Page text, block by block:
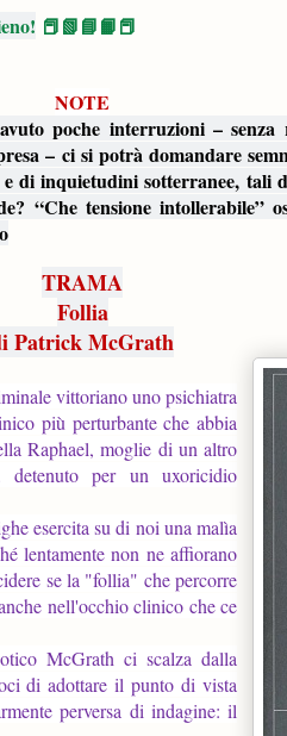
📕📗📘📙📕
NOTE
poche interruzioni – senza
– ci si potrà domandare
di inquietudini sotterranee, tali
“Che tensione intollerabile”
TRAMA
Follia
Patrick McGrath
vittoriano uno psichiatra
più perturbante che abbia
Raphael, moglie di un altro
detenuto per un uxoricidio
esercita su di noi una malìa
lentamente non ne affiorano
se la "follia" che percorre
nell'occhio clinico che ce
McGrath ci scalza dalla
di adottare il punto di vista
perversa di indagine: il